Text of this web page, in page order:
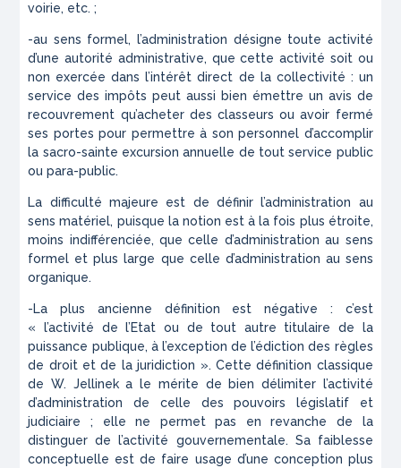
voirie, etc. ;
-au sens formel, l’administration désigne toute activité
d’une autorité administrative, que cette activité soit ou
non exercée dans l’intérêt direct de la collectivité : un
service des impôts peut aussi bien émettre un avis de
recouvrement qu’acheter des classeurs ou avoir fermé
ses portes pour permettre à son personnel d’accomplir
la sacro-sainte excursion annuelle de tout service public
ou para-public.
La difficulté majeure est de définir l’administration au
sens matériel, puisque la notion est à la fois plus étroite,
moins indifférenciée, que celle d’administration au sens
formel et plus large que celle d’administration au sens
organique.
-La plus ancienne définition est négative : c’est
« l’activité de l’Etat ou de tout autre titulaire de la
puissance publique, à l’exception de l’édiction des règles
de droit et de la juridiction ». Cette définition classique
de W. Jellinek a le mérite de bien délimiter l’activité
d’administration de celle des pouvoirs législatif et
judiciaire ; elle ne permet pas en revanche de la
distinguer de l’activité gouvernementale. Sa faiblesse
conceptuelle est de faire usage d’une conception plus